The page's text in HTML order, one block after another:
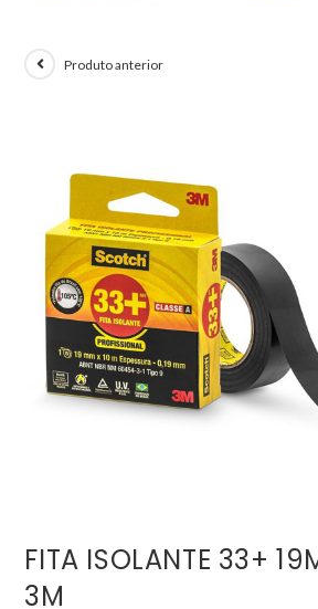
Produto anterior
FITA ISOLANTE 33+
3M